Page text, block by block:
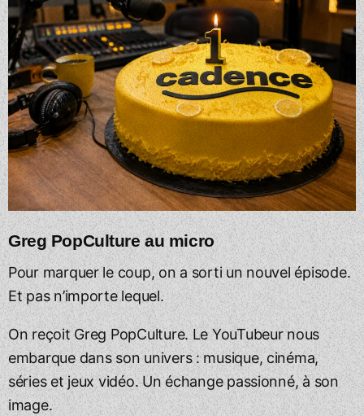
Greg PopCulture au micro
Pour marquer le coup, on a sorti un nouvel épisode.
Et pas n’importe lequel.
On reçoit Greg PopCulture. Le YouTubeur nous
embarque dans son univers : musique, cinéma,
séries et jeux vidéo. Un échange passionné, à son
image.